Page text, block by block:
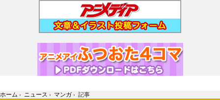
ホーム › ニュース › マンガ › 記事